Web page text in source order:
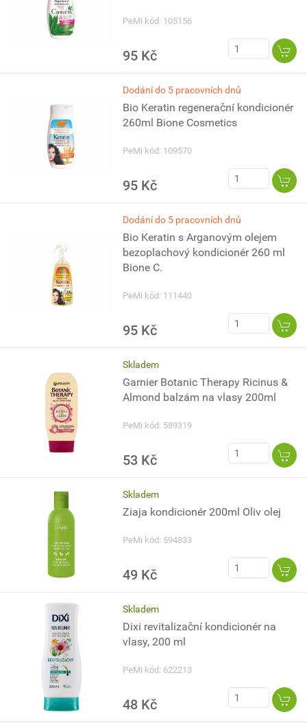
PeMi kód: 105156
95 Kč
Dodání do 5 pracovních dnů
Bio Keratin regenerační kondicionér
260ml Bione Cosmetics
PeMi kód: 109570
95 Kč
Dodání do 5 pracovních dnů
Bio Keratin s Arganovým olejem
bezoplachový kondicionér 260 ml
Bione C.
PeMi kód: 111440
95 Kč
Skladem
Garnier Botanic Therapy Ricinus &
Almond balzám na vlasy 200ml
PeMi kód: 589319
53 Kč
Skladem
Ziaja kondicionér 200ml Oliv olej
PeMi kód: 594833
49 Kč
Skladem
Dixi revitalizační kondicionér na
vlasy, 200 ml
PeMi kód: 622213
48 Kč